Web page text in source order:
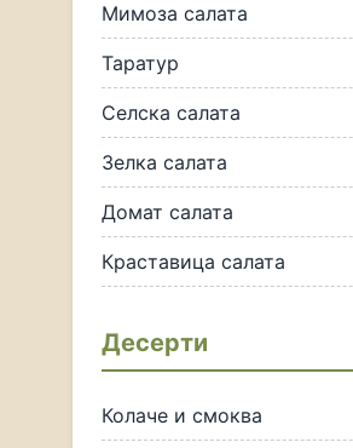
Мимоза салата
Таратур
Селска салата
Зелка салата
Домат салата
Краставица салата
Десерти
Колаче и смоква